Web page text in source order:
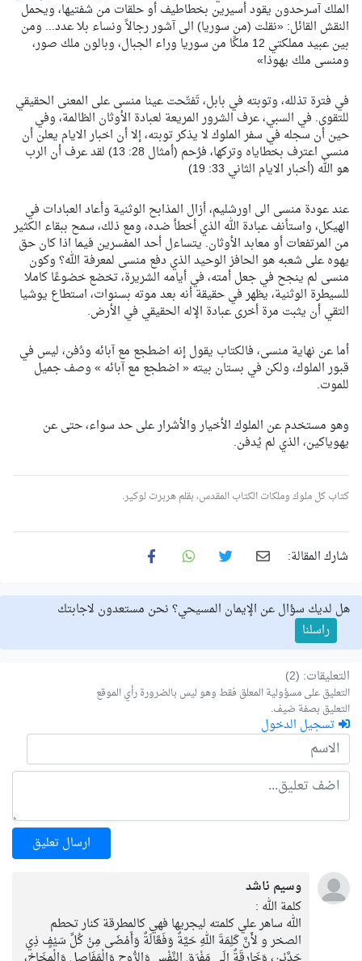
الملك آسرحدون يقود أسيرين بخطاطيف أو حلقات من شفتيها، ويحمل
النقش القائل: «نقلت (من سوريا) الى آشور رجالاً ونساء بلا عدد... ومن
بين عبيد مملكتي 12 ملكًا من سوريا وراء الجبال، وبالون ملك صور،
ومنسى ملك يهوذا»
في فترة تذلله، وتوبته في بابل، تَفتّحت عينا منسى على المعنى الحقيقي
للتقوى. في السبي، عرف الشرور المريعة لعبادة الأوثان الظالمة، وفي
حين أن سجله في سفر الملوك لا يذكر توبته، إلا أن اخبار الايام يعلن أن
منسى اعترف بخطاياه وتركها، فرُحم (أمثال 28: 13) لقد عرف أن الرب
هو الله (أخبار الايام الثاني 33: 19)
عند عودة منسى الى اورشليم، أزال المذابح الوثنية وأعاد العبادات في
الهيكل، واستأنف عبادة الله الذي أخطأ ضده، ومع ذلك، سمح ببقاء الكثير
من المرتفعات أو معابد الأوثان. يتساءل أحد المفسرين فيما اذا كان حق
يهوه على شعبه هو الحافز الوحيد الذي دفع منسى لمعرفة الله؟ وكون
منسى لم ينجح في جعل أمته، في أيامه الشريرة، تخضع خضوعًا كاملا
للسيطرة الوثنية، يظهر في حقيقة أنه بعد موته بسنوات، استطاع يوشيا
التقي أن يثبت مرة أخرى عبادة الإله الحقيقي في الأرض.
أما عن نهاية منسى، فالكتاب يقول إنه اضطجع مع آبائه ودُفن، ليس في
قبور الملوك، ولكن في بستان بيته « اضطجع مع آبائه » وصف جميل
للموت.
وهو مستخدم عن الملوك الأخيار والأشرار على حد سواء، حتى عن
يهوياكين، الذي لم يُدفن.
كتاب كل ملوك وملكات الكتاب المقدس، بقلم هربرت لوكير.
شارك المقالة:
هل لديك سؤال عن الإيمان المسيحي؟ نحن مستعدون لاجابتك
راسلنا
التعليقات: (2)
التعليق على مسؤولية المعلق فقط وهو ليس بالضرورة رأي الموقع
التعليق بصفة ضيف.
تسجيل الدخول
ارسال تعليق
وسيم ناشد
كلمة الله :
الله ساهر علي كلمته ليجريها فهي كالمطرقة كنار تحطم
الصخر و لأَنَّ كَلِمَةَ اللهِ حَيَّةٌ وَفَعَّالَةٌ وَأَمْضَى مِنْ كُلِّ سَيْفٍ ذِي